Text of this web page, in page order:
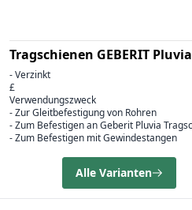
Tragschienen GEBERIT
- Verzinkt
£
Verwendungszweck
- Zur Gleitbefestigung von Rohren
- Zum Befestigen an Geberit Pluvia
- Zum Befestigen mit Gewindestangen
Alle Varianten